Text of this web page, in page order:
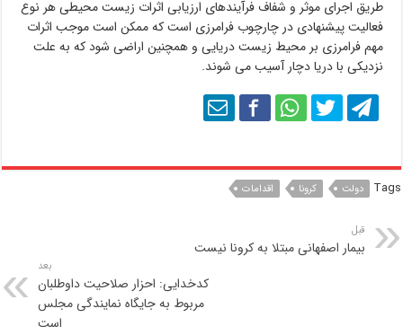
طریق اجرای موثر و شفاف فرآیندهای ارزیابی اثرات زیست محیطی هر نوع
فعالیت پیشنهادی در چارچوب فرامرزی است که ممکن است موجب اثرات
مهم فرامرزی بر محیط زیست دریایی و همچنین اراضی­ شود که به علت
نزدیکی با دریا دچار آسیب می شوند.
Tags دولت کرونا اقدامات
قبل
بیمار اصفهانی مبتلا به کرونا نیست
بعد
کدخدایی: احزار صلاحیت داوطلبان
مربوط به جایگاه نمایندگی مجلس
است